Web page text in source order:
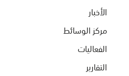
الأخبار
مركز الوسائط
الفعاليات
التقارير